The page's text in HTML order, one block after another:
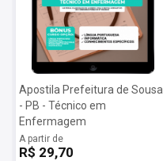
Apostila Prefeitura de Sousa
- PB - Técnico em
Enfermagem
A partir de
R$ 29,70